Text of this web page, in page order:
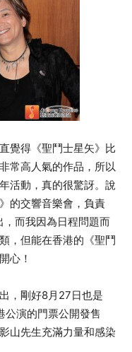
覺得《聖鬥士星矢》比
常高人氣的作品，所以
活動，真的很驚訝。 說
的交響音樂會，負責
而我因為日程問題而
，但能在香港的《聖鬥
心！
，剛好8月27日也是
公演的門票公開發售
山先生充滿力量和感染